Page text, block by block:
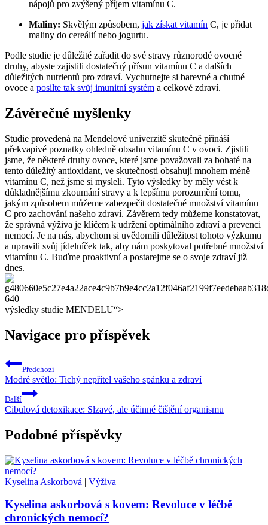
nápojů pro zvýšený příjem vitamínu C.
Maliny: Skvělým způsobem, jak získat vitamín C, je přidat
maliny do cereálií nebo jogurtu.
Podle studie je důležité zařadit do své stravy různorodé ovocné
druhy, abyste zajistili dostatečný přísun vitamínu C a dalších
důležitých nutrientů pro zdraví. Vychutnejte si barevné a chutné
ovoce a posilte tak svůj imunitní systém a celkové zdraví.
Závěrečné myšlenky
Studie provedená na Mendelově univerzitě skutečně přináší
překvapivé poznatky ohledně obsahu vitamínu C v ovoci. Zjistili
jsme, že některé druhy ovoce, které jsme považovali za bohaté na
tento důležitý antioxidant, ve skutečnosti obsahují mnohem méně
vitamínu C, než jsme si mysleli. Tyto výsledky by měly vést k
důkladnějšímu zkoumání stravy a k lepšímu porozumění tomu,
jakým způsobem můžeme zabezpečit dostatečné množství vitamínu
C pro zachování našeho zdraví. Závěrem tedy můžeme konstatovat,
že správná výživa je klíčem k udržení optimálního zdraví a prevenci
nemocí. Je na nás, abychom si uvědomili důležitost tohoto výzkumu
a upravili svůj jídelníček tak, aby nám poskytoval potřebné množství
vitamínu C. Buďme proaktivní a postarejme se o svoje zdraví již
dnes.
výsledky studie MENDELU“>
Navigace pro příspěvek
Předchozí
Modré světlo: Tichý nepřítel vašeho spánku a zdraví
Další
Cibulová detoxikace: Slzavé, ale účinné čištění organismu
Podobné příspěvky
Kyselina Askorbová | Výživa
Kyselina askorbová s kovem: Revoluce v léčbě
chronických nemocí?